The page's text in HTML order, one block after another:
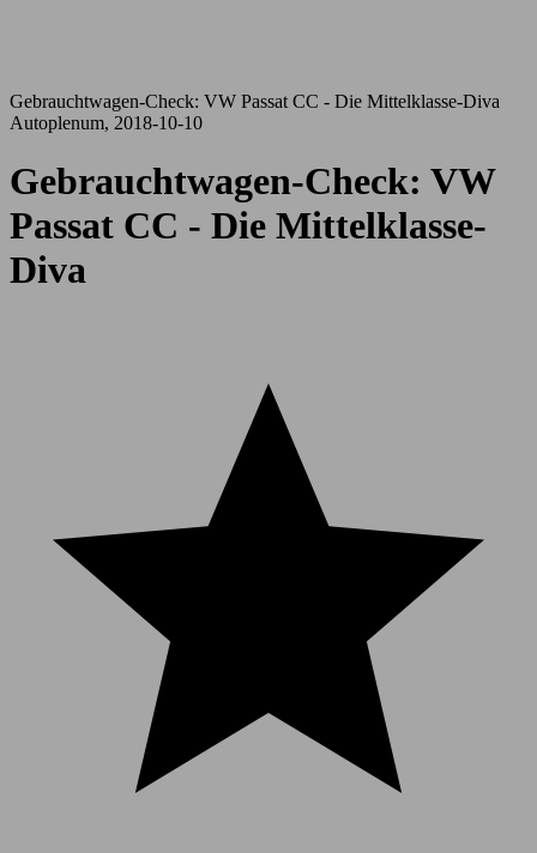
Gebrauchtwagen-Check: VW Passat CC - Die Mittelklasse-Diva
Autoplenum, 2018-10-10
Gebrauchtwagen-Check: VW
Passat CC - Die Mittelklasse-
Diva